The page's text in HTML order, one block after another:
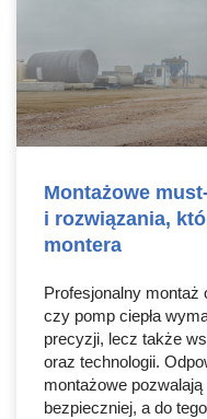
Montażowe
i rozwiązania,
montera
Profesjonalny
czy pomp ciepła
precyzji, lecz także
oraz technologii.
montażowe
bezpieczniej, a do